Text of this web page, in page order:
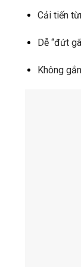
Cải tiến
Dễ “đứt
Không